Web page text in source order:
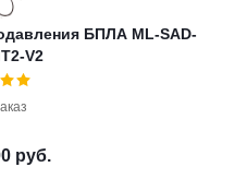
БПЛА ML-SAD-
V2
руб.